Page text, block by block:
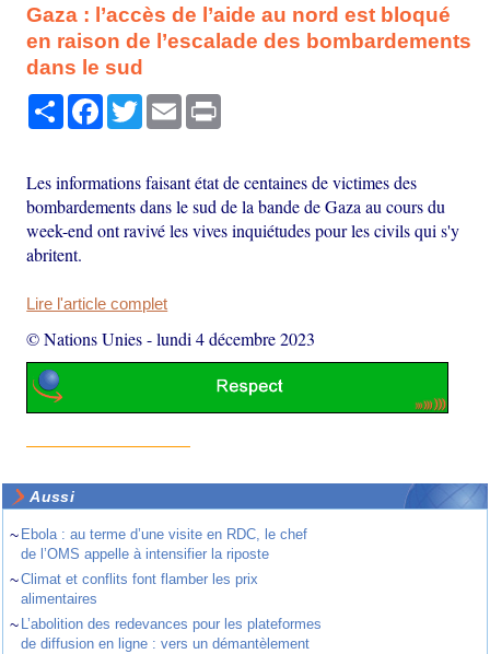
Gaza : l’accès de l’aide au nord est bloqué
en raison de l’escalade des bombardements
dans le sud
PartagerFacebook
TwitterEmail
Les informations faisant état de centaines de victimes des
bombardements dans le sud de la bande de Gaza au cours du
week-end ont ravivé les vives inquiétudes pour les civils qui s'y
abritent.
Lire l'article complet
© Nations Unies-lundi 4 décembre 2023
Aussi
~ Ebola : au terme d’une visite en RDC, le chef
de l’OMS appelle à intensifier la riposte
~Climat et conflits font flamber les prix
alimentaires
~ L’abolition des redevances pour les plateformes
de diffusion en ligne : vers un démantèlement